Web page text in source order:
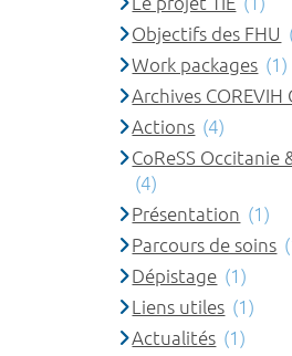
Objectifs des FHU
Work packages (1)
Archives
Actions (4)
CoReSS Occitanie
(4)
Présentation (1)
Parcours de soins
Dépistage (1)
Liens utiles (1)
Actualités (1)